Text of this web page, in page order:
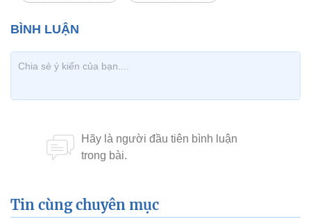
Tin cùng chuyên mục